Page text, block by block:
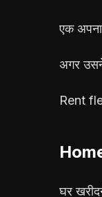
एक
अगर
Rent
घर